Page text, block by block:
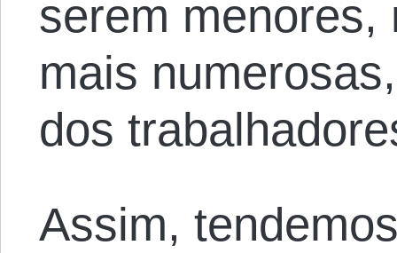
serem menores,
mais
dos
Assim,